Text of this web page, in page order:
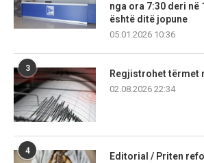
nga ora 7:30 deri në
është ditë jopune
05.01.2026 10:36
3
Regjistrohet tërmet
02.08.2026 22:34
4
Editorial / Priten